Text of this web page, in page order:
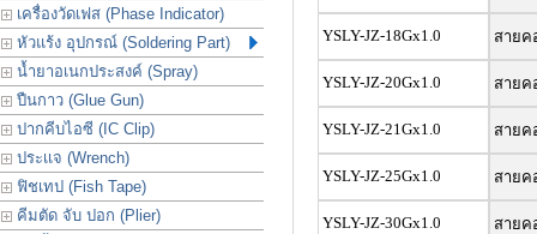
เครื่องวัดเฟส (Phase Indicator)
หัวแร้ง อุปกรณ์ (Soldering Part)
น้ำยาอเนกประสงค์ (Spray)
ปืนกาว (Glue Gun)
ปากคีบไอซี (IC Clip)
ประเเจ (Wrench)
ฟิชเทป (Fish Tape)
คีมตัด จับ ปอก (Plier)
YSLY-JZ-18Gx1.0 สายค
YSLY-JZ-20Gx1.0 สายค
YSLY-JZ-21Gx1.0 สายค
YSLY-JZ-25Gx1.0 สายค
YSLY-JZ-30Gx1.0 สายค